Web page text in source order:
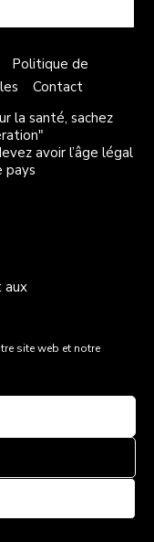
aux
site web et notre
Politique de
Contact
la santé, sachez
avoir l’âge légal
pays